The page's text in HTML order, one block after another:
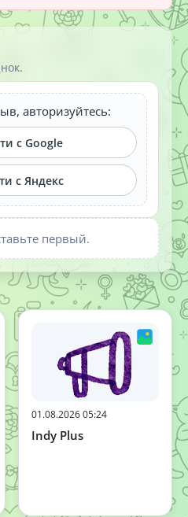
авторизуйтесь:
с Google
с Яндекс
первый.
01.08.2026 05:24
Indy Plus